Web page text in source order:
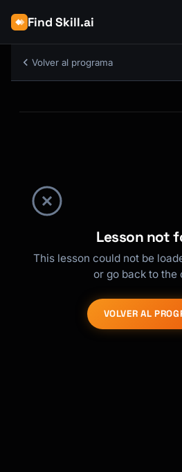
Find Skill.ai
Volver al programa
Lesson not
This lesson could not be
or go back to the
VOLVER AL